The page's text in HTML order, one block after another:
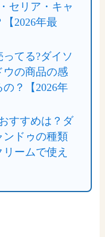
セリア・キャ
2026年最
てる?ダイソ
ウの商品の感
？【2026年
すすめは？ダ
ンドゥの種類
ームで使え